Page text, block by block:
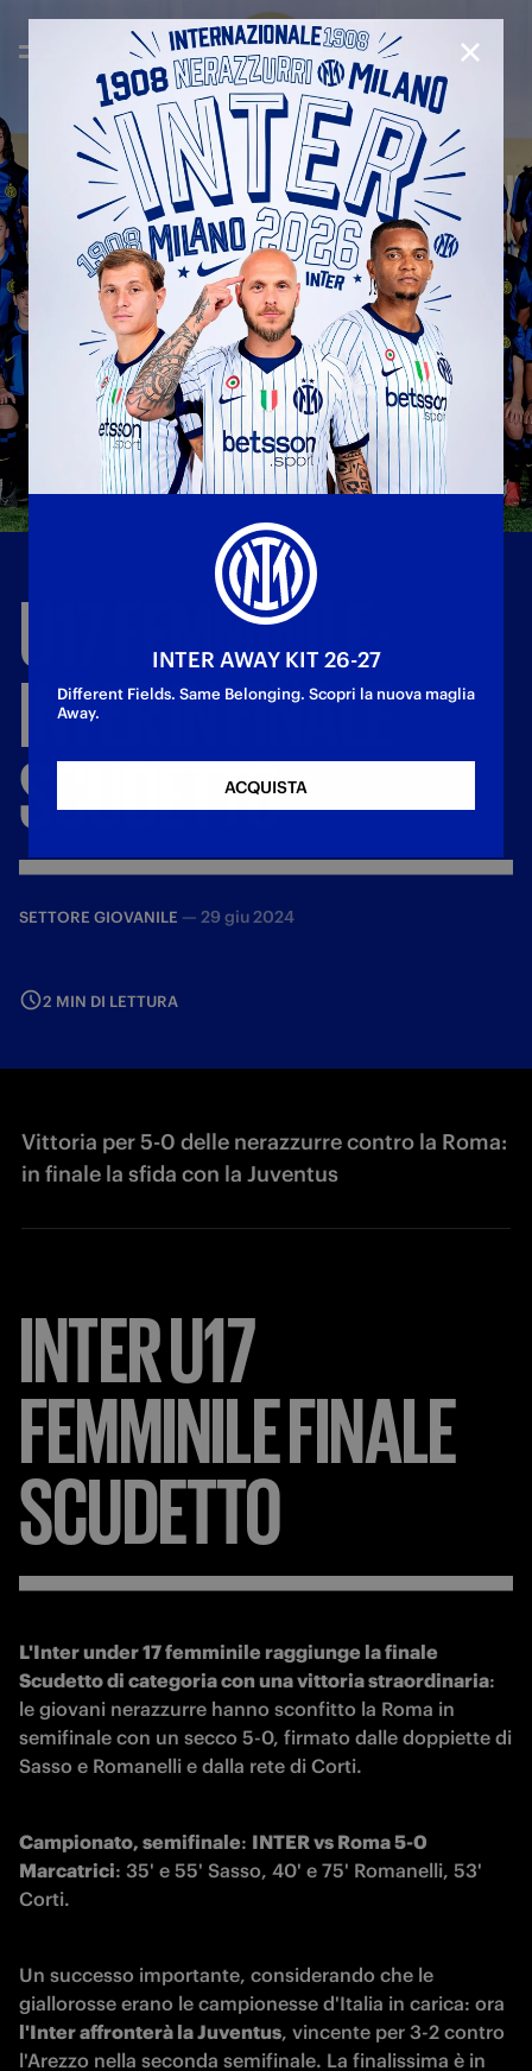
U17
FEMMINILE:
INTERINFINALE
SCUDETTO
SETTORE GIOVANILE — 29 giu 2024
2 MIN DI LETTURA
Vittoria per 5-0 delle nerazzurre contro la Roma:
in finale la sfida con la Juventus
INTERU17
FEMMINILEFINALE
SCUDETTO
L'Inter under 17 femminile raggiunge la finale
Scudetto di categoria con una vittoria straordinaria:
le giovani nerazzurre hanno sconfitto la Roma in
semifinale con un secco 5-0, firmato dalle doppiette di
Sasso e Romanelli e dalla rete di Corti.
Campionato, semifinale: INTER vs Roma 5-0
Marcatrici: 35' e 55' Sasso, 40' e 75' Romanelli, 53'
Corti.
Un successo importante, considerando che le
l'Inter affronterà la Juventus, vincente per 3-2 contro
l'Arezzo nella seconda semifinale. La finalissima è in
INTER AWAY KIT 26-27
Different Fields. Same Belonging. Scopri la nuova maglia
Away.
ACQUISTA